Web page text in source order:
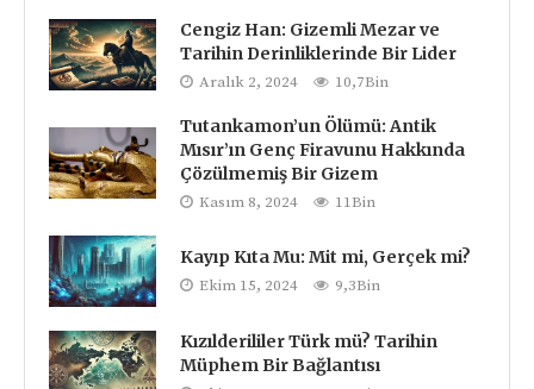
Cengiz Han: Gizemli Mezar ve
Tarihin Derinliklerinde Bir Lider
Aralık 2, 2024 10,7Bin
Tutankamon’un Ölümü: Antik
Mısır’ın Genç Firavunu Hakkında
Çözülmemiş Bir Gizem
Kasım 8, 2024 11Bin
Kayıp Kıta Mu: Mit mi, Gerçek mi?
Ekim 15, 2024 9,3Bin
Kızılderililer Türk mü? Tarihin
Müphem Bir Bağlantısı